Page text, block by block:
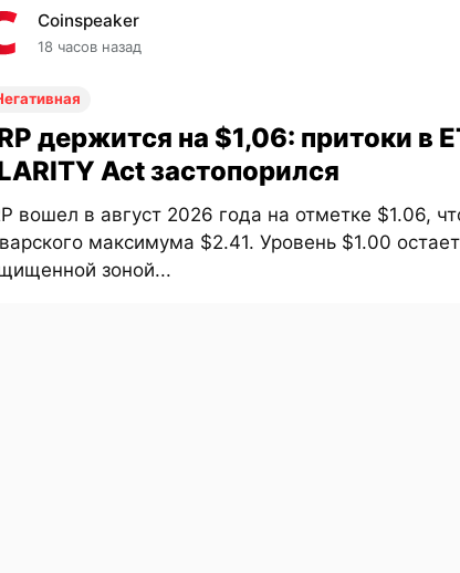
Coinspeaker
18 часов назад
держится на $1,06: притоки в
Act застопорился
вошел в август 2026 года на отметке $1.06,
максимума $2.41. Уровень $1.00
зоной...